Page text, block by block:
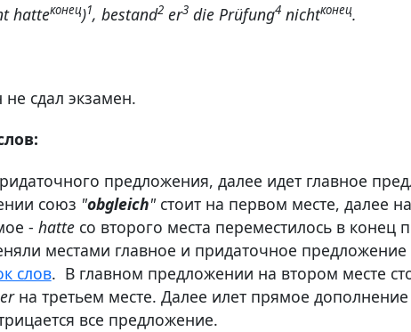
hatteконец)1, bestand2er3die Prüfung4nichtконец.
сдал экзамен.
предложения, далее идет главное
союз "obgleich"стоит на первом месте, далее
- hatteсо второго места переместилось в конец
местами главное и придаточное предложение
слов. В главном предложении на втором месте
er на третьем месте. Далее илет прямое дополнение
все предложение.